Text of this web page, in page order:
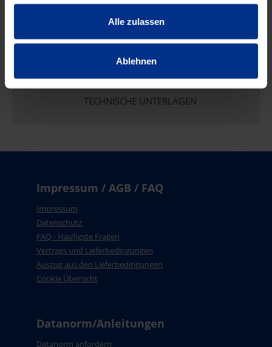
gesammelt haben.
Alle zulassen
Ablehnen
TECHNISCHE UNTERLAGEN
Impressum / AGB / FAQ
Impressum
Datenschutz
FAQ - Häufigste Fragen
Vertrags und Lieferbedingungen
Auszug aus den Lieferbedingungen
Cookie Übersicht
Datanorm/Anleitungen
Datanorm anfordern